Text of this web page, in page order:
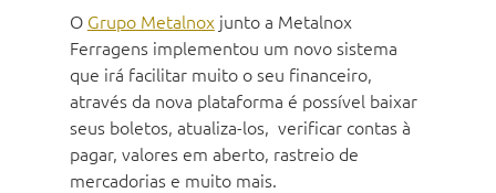
O Grupo Metalnox junto a Metalnox
Ferragens implementou um novo sistema
que irá facilitar muito o seu financeiro,
através da nova plataforma é possível baixar
seus boletos, atualiza-los,  verificar contas à
pagar, valores em aberto, rastreio de
mercadorias e muito mais.